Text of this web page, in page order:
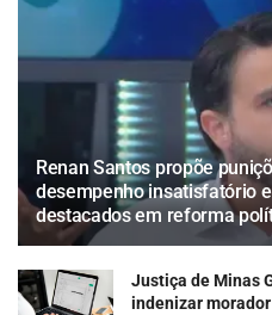
Renan Santos propõe
desempenho insatisfatório
destacados em reforma
Justiça de Minas
indenizar